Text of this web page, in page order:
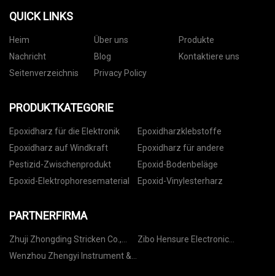
QUICK LINKS
Heim Über uns
Produkte
Nachricht
Blog
Kontaktiere uns
Seitenverzeichnis
Privacy Policy
PRODUKTKATEGORIE
Epoxidharz für die Elektronik
Epoxidharzklebstoffe
Epoxidharz auf Windkraft
Epoxidharz für andere
Pestizid-Zwischenprodukt
Epoxid-Bodenbeläge
Epoxid-Elektrophoresematerial
Epoxid-Vinylesterharz
PARTNERFIRMA
Zhuji Zhongding Stricken Co.,
GmbH
Zibo Hensure Electronic
Wenzhou Zhengyi Instrument &